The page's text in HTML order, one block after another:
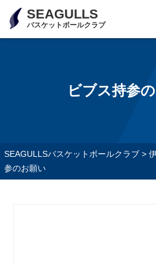
SEAGULLS
バスケットボールクラブ
ビブス持参
SEAGULLSバスケットボールクラブ>
参のお願い